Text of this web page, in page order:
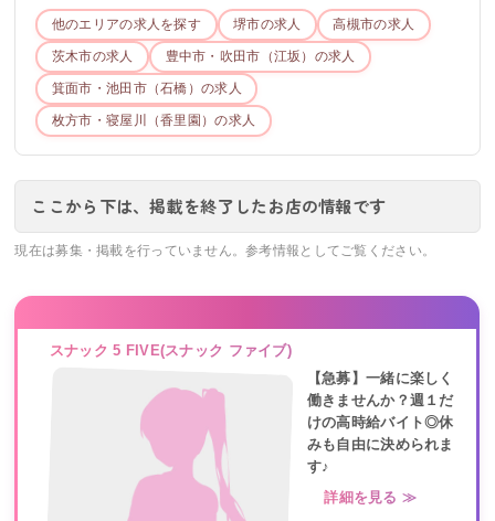
他のエリアの求人を探す 堺市の求人 高槻市の求人
茨木市の求人 豊中市・吹田市（江坂） の求人
箕面市・池田市（石橋）の求人
枚方市・寝屋川（香里園）の求人
ここから下は、掲載を終了したお店の情報です
現在は募集・掲載を行っていません。参考情報としてご覧ください。
スナック 5 FIVE(スナック ファイブ)
【急募】一緒に楽しく
働きませんか？週１だ
けの高時給バイト◎休
みも自由に決められま
す♪
詳細を見る ≫